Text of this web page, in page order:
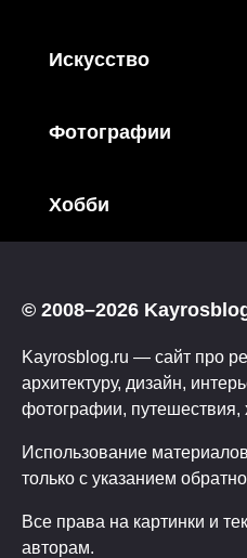
Искусство
Фотографии
Хобби
© 2008–2026
Kayrosblog.ru — сайт про
архитектуру, дизайн,
фотографии, путешествия,
Использование
только с указанием
Все права на картинки и
авторам.